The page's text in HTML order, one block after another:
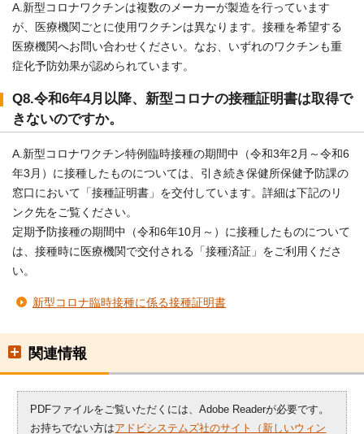
A.新型コロナワクチンは複数のメーカーが製造を行っています
が、医療機関ごとに使用ワクチンは異なります。接種を希望する
医療機関へお問い合わせください。なお、いずれのワクチンも重
症化予防効果が認められています。
Q8.令和6年4月以降、新型コロナの接種証明書は取得で
きないのですか。
A.新型コロナワクチン特例臨時接種の期間中（令和3年2月～令和6
年3月）に接種したものについては、引き続き保健所保健予防課の
窓口において「接種証明書」を交付しています。詳細は下記のリ
ンク先をご覧ください。
定期予防接種の期間中（令和6年10月～）に接種したものについて
は、接種時に医療機関で交付される「接種済証」をご利用くださ
い。
新型コロナ臨時接種に係る接種証明書
関連情報
PDFファイルをご覧いただくには、Adobe Readerが必要です。
お持ちでない方はアドビシステムズ社のサイト（新しいウィン